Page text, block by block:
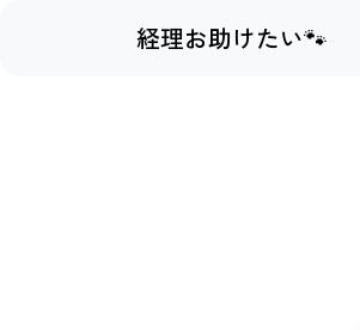
経理お助けたい🐾